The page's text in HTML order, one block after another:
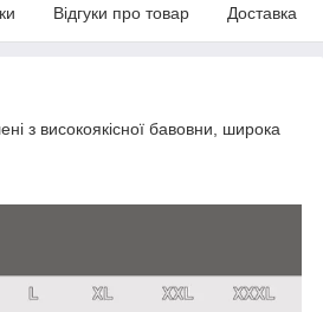
Відгуки про товар Доставка
з високоякісної бавовни, широка